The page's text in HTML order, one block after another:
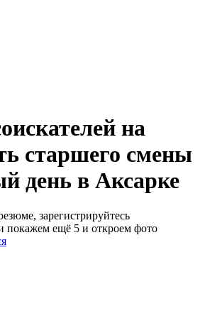
на
старшего смены
день в Аксарке
зарегистрируйтесь
покажем ещё 5 и откроем фото